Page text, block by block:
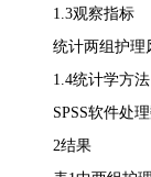
1.3观察指标
统计两组护理
1.4统计学方法
SPSS软件处
2结果